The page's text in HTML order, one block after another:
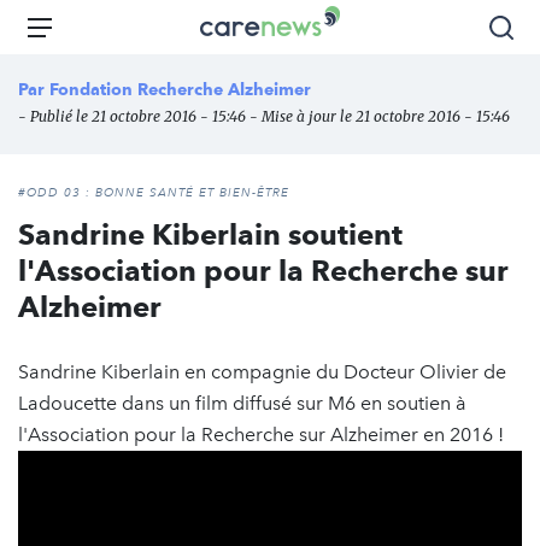
Aller
principal
Carenews,
média
des
l'engagement
Menu
Par Fondation Recherche Alzheimer
- Publié le 21 octobre 2016 - 15:46 - Mise à jour le 21 octobre 2016 - 15:46
#ODD 03 : BONNE SANTÉ ET BIEN-ÊTRE
Sandrine Kiberlain soutient
l'Association pour la Recherche sur
Alzheimer
Sandrine Kiberlain en compagnie du Docteur Olivier de
Ladoucette dans un film diffusé sur M6 en soutien à
l'Association pour la Recherche sur Alzheimer en 2016 !